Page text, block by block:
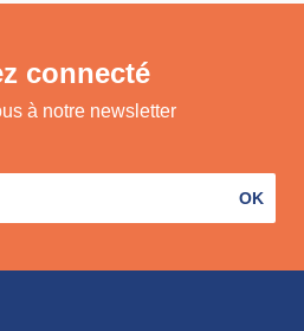
connecté
à notre newsletter
OK